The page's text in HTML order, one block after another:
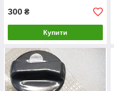
300 ₴
Купити